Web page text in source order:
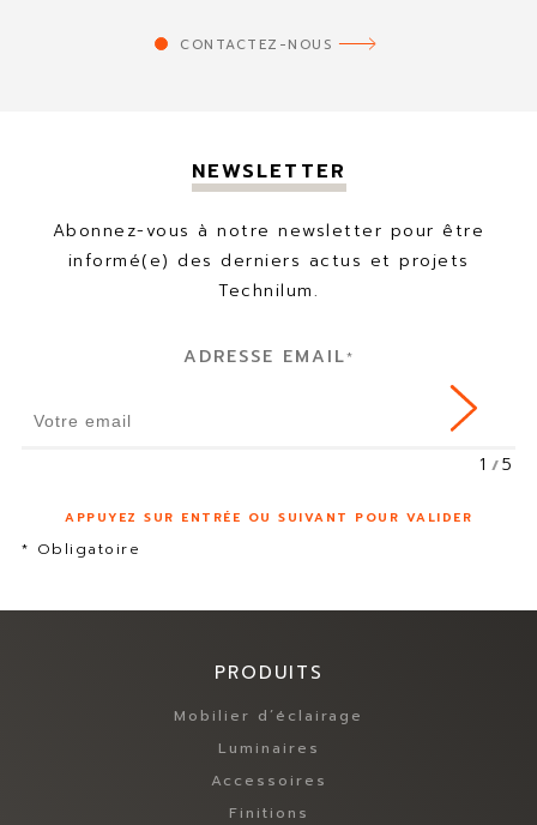
CONTACTEZ-NOUS
NEWSLETTER
Abonnez-vous à notre newsletter pour être
informé(e) des derniers actus et projets
Technilum.
ADRESSE EMAIL*
1 5
APPUYEZ SUR ENTRÉE OU SUIVANT POUR VALIDER
* Obligatoire
PRODUITS
Mobilier d’éclairage
Luminaires
Accessoires
Finitions